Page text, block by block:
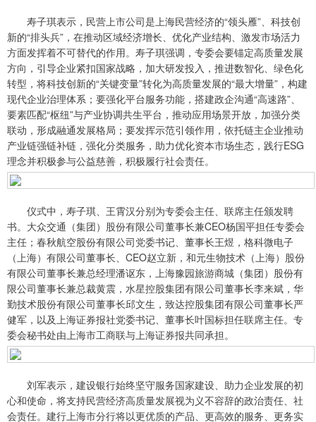
寿子琪表示，民营上市公司是上海民营经济的“领头雁”、科技创
新的“排头兵”，在推动区域经济增长、优化产业结构、激发市场活力
方面发挥着不可替代的作用。寿子琪强调，专委会要锚定高质量发展
方向，引导企业紧扣国家战略，加大研发投入，推进数智化、绿色化
转型，将科技创新的“关键变量”转化为高质量发展的“最大增量”，构建
现代企业治理体系；要强化平台服务功能，搭建政企沟通“高速路”、
要素匹配“枢纽”与产业协调共生平台，推动应用场景开放，加强分类
联动，形成融通发展格局；要发挥示范引领作用，依托链主企业推动
产业链强链补链，强化分类服务，助力优化资本市场生态，践行ESG
理念并积极参与公益慈善，积极履行社会责任。
仪式中，寿子琪、王霄汉分别为专委会主任、联席主任颁发聘
书。大众交通（集团）股份有限公司董事长兼CEO杨国平担任专委会
主任；春秋航空股份有限公司党委书记、董事长王煜，格科微电子
（上海）有限公司董事长、CEO赵立新，和元生物技术（上海）股份
有限公司董事长兼总经理潘讴东，上海豫园旅游商城（集团）股份有
限公司董事长兼总裁黄震，水星控股集团有限公司董事长李来斌，华
勤技术股份有限公司董事长邱文生，致达控股集团有限公司董事长严
健军，以及上海证券报社党委书记、董事长叶国标担任联席主任。专
委会秘书处由上海市工商联与上海证券报共同承担。
刘军表示，建设银行始终坚守服务国家建设、助力企业发展的初
心和使命，将支持民营经济高质量发展视为义不容辞的政治责任、社
会责任。建行上海市分行将以更优质的产品、更高效的服务、更务实